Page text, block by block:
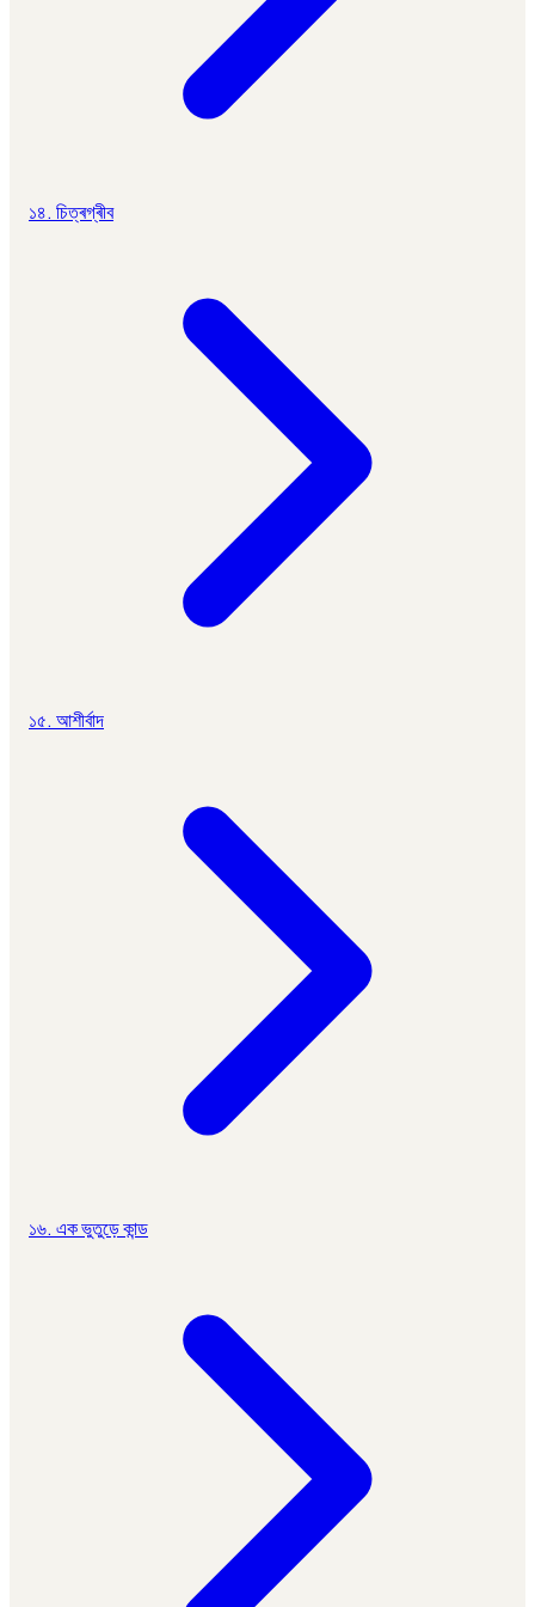
১৪. চিত্ৰগ্ৰীব
১৫. আশীর্বাদ
১৬. এক ভুতুড়ে কান্ড